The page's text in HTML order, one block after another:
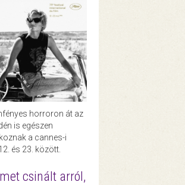
horroron át az
is egészen
a cannes-i
és 23. között.
csinált arról,